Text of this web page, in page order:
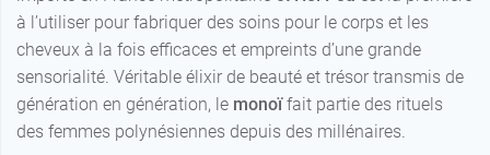
50 ml 10,99 €
à l’utiliser pour fabriquer des soins pour le corps et les
cheveux à la fois efficaces et empreints d’une grande
sensorialité. Véritable élixir de beauté et trésor transmis de
génération en génération, le monoïfait partie des rituels
des femmes polynésiennes depuis des millénaires.